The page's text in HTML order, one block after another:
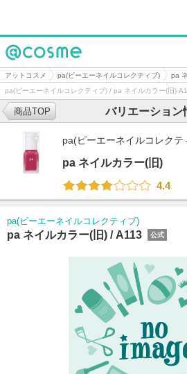
@cosme
アットコスメ pa(ピーエーネイルコレクティブ) pa
pa(ピーエーネイルコレクティブ) / pa ネイルカラー(旧)
バリエーション
商品TOP
pa(ピーエーネイルコレクテ
pa ネイルカラー(旧)
4.4
pa(ピーエーネイルコレクティブ)
pa ネイルカラー(旧) / A113 公式